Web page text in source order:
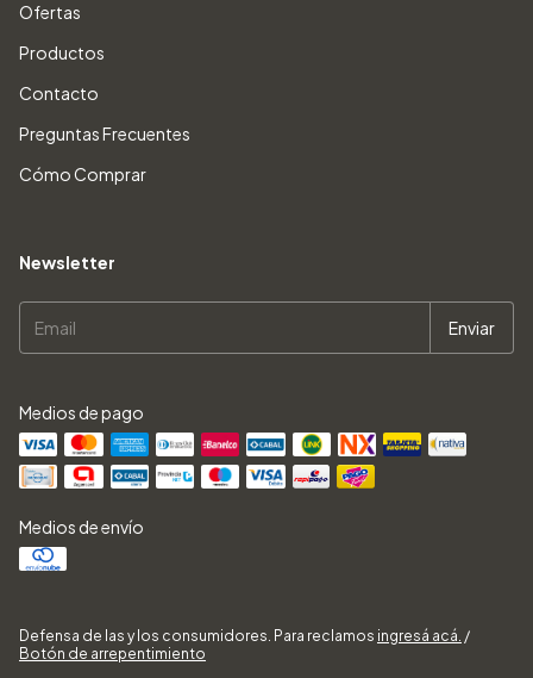
Ofertas
Productos
Contacto
Preguntas Frecuentes
Cómo Comprar
Newsletter
Medios de pago
Medios de envío
Defensa de las y los consumidores. Para reclamos ingresá acá. /
Botón de arrepentimiento